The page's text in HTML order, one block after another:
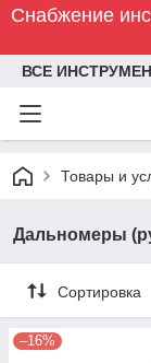
Снабжение
ВСЕ
Товары и
Дальномеры
Сортировка
–16%